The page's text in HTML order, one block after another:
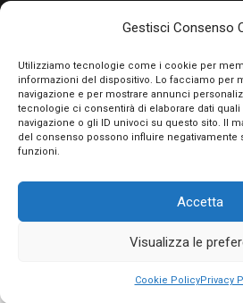
Gestisci Consenso
Utilizziamo tecnologie come i cookie per
informazioni del dispositivo. Lo facciamo per
navigazione e per mostrare annunci
tecnologie ci consentirà di elaborare dati
navigazione o gli ID univoci su questo sito. Il
del consenso possono influire negativamente
funzioni.
Accetta
Visualizza le
Cookie PolicyPrivacy
PAGAMENTI SICURI
Privacy Policy
© 2026 Emporio Necchi di Masciantonio